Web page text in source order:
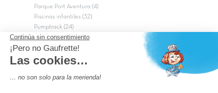
Parque Port Aventura (4)
Piscinas infantiles (32)
Pumptrack (24)
Puy du Fou (2)
Roma
Semana Santa (17)
Campings de 4 estrellas en Francia